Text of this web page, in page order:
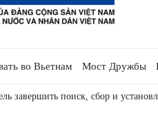
во Вьетнам Мост Дружбы
завершить поиск, сбор и